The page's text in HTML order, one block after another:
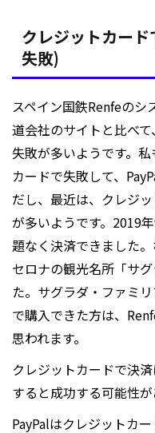
クレジットカー
失敗)
スペイン国鉄Renfeのシ
道会社のサイトと比べ
失敗が多いようです。
カードで失敗して、
だし、最近は、クレジ
が多いようです。2019
題なく決済できました
セロナの観光名所「サ
た。サグラダ・ファミ
で購入できた方は、
思われます。
クレジットカードで決
すると成功する可能性が
PayPalはクレジットカ